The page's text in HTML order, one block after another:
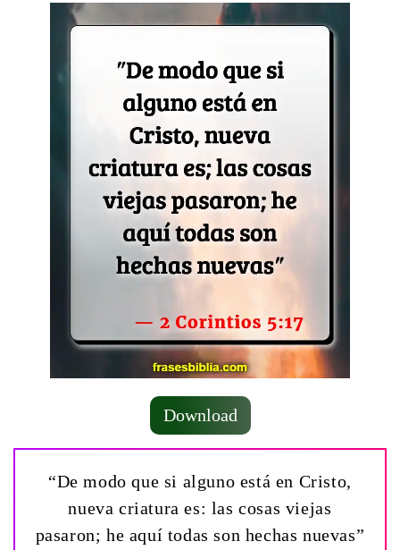
Download
“De modo que si alguno está en Cristo,
nueva criatura es: las cosas viejas
pasaron; he aquí todas son hechas nuevas”